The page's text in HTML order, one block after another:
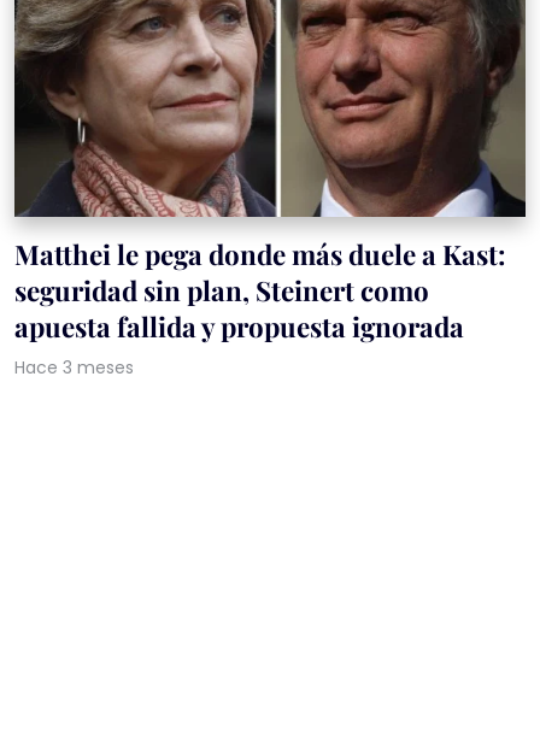
Matthei le pega donde más duele a Kast:
seguridad sin plan, Steinert como
apuesta fallida y propuesta ignorada
Hace 3 meses